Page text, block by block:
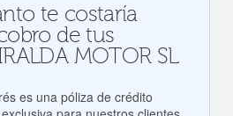
te costaría
de tus
MOTOR SL
es una póliza de crédito